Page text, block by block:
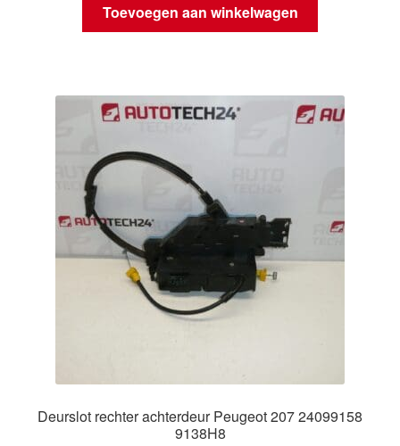
Toevoegen aan winkelwagen
Deurslot rechter achterdeur Peugeot 207 24099158
9138H8